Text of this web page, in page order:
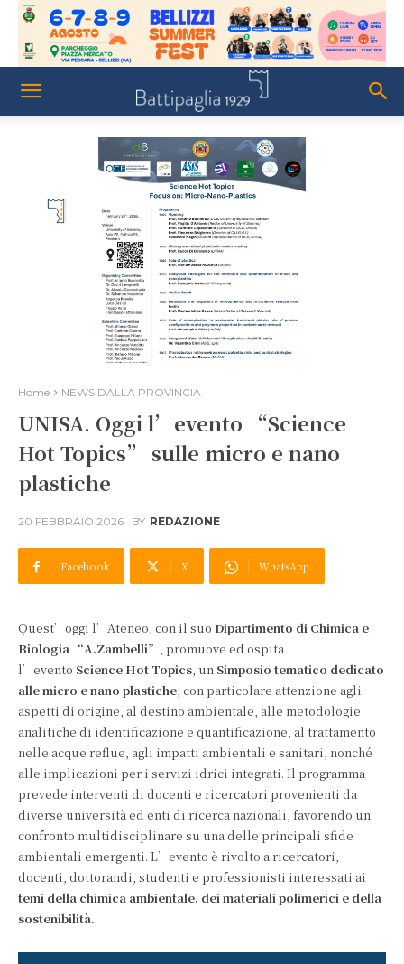
Home NEWS DALLA PROVINCIA
UNISA. Oggi l’evento “Science
Hot Topics” sulle micro e nano
plastiche
20 FEBBRAIO 2026 BY REDAZIONE
Facebook X WhatsApp
Quest’oggi l’Ateneo, con il suo Dipartimento di Chimica e
Biologia “A.Zambelli” , promuove ed ospita
l’evento Science Hot Topics, un Simposio tematico dedicato
alle micro e nano plastiche, con particolare attenzione agli
aspetti di origine, al destino ambientale, alle metodologie
analitiche di identificazione e quantificazione, al trattamento
nelle acque reflue, agli impatti ambientali e sanitari, nonché
alle implicazioni per i servizi idrici integrati. Il programma
prevede interventi di docenti e ricercatori provenienti da
diverse università ed enti di ricerca nazionali, favorendo un
confronto multidisciplinare su una delle principali sfide
ambientali emergenti. L’evento è rivolto a ricercatori,
docenti, dottorandi, studenti e professionisti interessati ai
temi della chimica ambientale, dei materiali polimerici e della
sostenibilità.